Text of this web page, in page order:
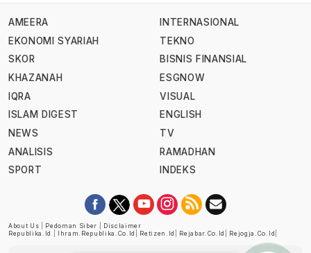
AMEERA
EKONOMI SYARIAH
SKOR
KHAZANAH
IQRA
ISLAM DIGEST
NEWS
ANALISIS
SPORT
INTERNASIONAL
TEKNO
BISNIS FINANSIAL
ESGNOW
VISUAL
ENGLISH
TV
RAMADHAN
INDEKS
About Us Pedoman Siber
Disclaimer
Republika.id
Ihram.republika.co.id Retizen.id Rejabar.co.id Rejogja.co.id